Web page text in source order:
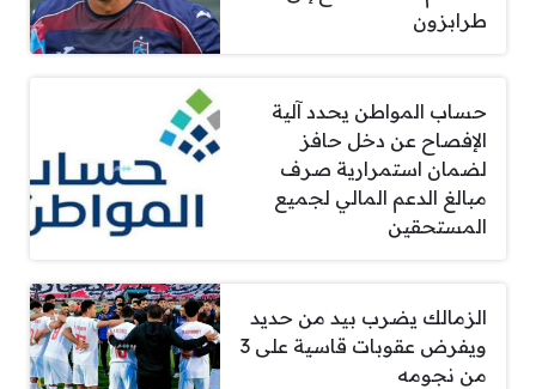
طرابزون
حساب المواطن يحدد آلية
الإفصاح عن دخل حافز
لضمان استمرارية صرف
مبالغ الدعم المالي لجميع
المستحقين
الزمالك يضرب بيد من حديد
ويفرض عقوبات قاسية على 3
من نجومه